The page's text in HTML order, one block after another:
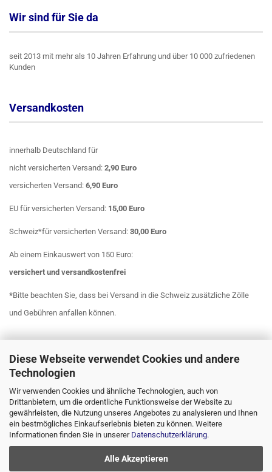
Diese Webseite verwendet Cookies und andere
Technologien
Wir verwenden Cookies und ähnliche Technologien, auch von
Drittanbietern, um die ordentliche Funktionsweise der Website zu
gewährleisten, die Nutzung unseres Angebotes zu analysieren und Ihnen
ein bestmögliches Einkaufserlebnis bieten zu können. Weitere
Informationen finden Sie in unserer Datenschutzerklärung.
Alle Akzeptieren
Wir sind für Sie da
seit 2013 mit mehr als 10 Jahren Erfahrung und über 10 000 zufriedenen
Kunden
Versandkosten
innerhalb Deutschland für
nicht versicherten Versand: 2,90 Euro
versicherten Versand: 6,90 Euro
EU für versicherten Versand: 15,00 Euro
Schweiz*für versicherten Versand: 30,00 Euro
Ab einem Einkauswert von 150 Euro:
versichert und versandkostenfrei
*Bitte beachten Sie, dass bei Versand in die Schweiz zusätzliche Zölle
und Gebühren anfallen können.